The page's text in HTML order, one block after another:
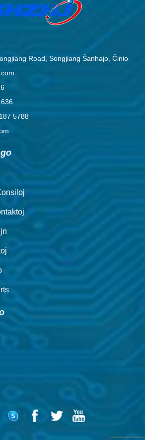
Road, Songjiang Ŝanhajo, Ĉinio
5788